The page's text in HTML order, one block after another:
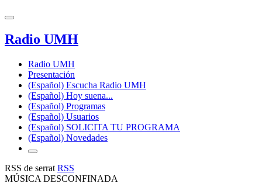
Radio UMH
Radio UMH
Presentación
(Español) Escucha Radio UMH
(Español) Hoy suena...
(Español) Programas
(Español) Usuarios
(Español) SOLICITA TU PROGRAMA
(Español) Novedades
RSS de serrat RSS
MÚSICA DESCONFINADA